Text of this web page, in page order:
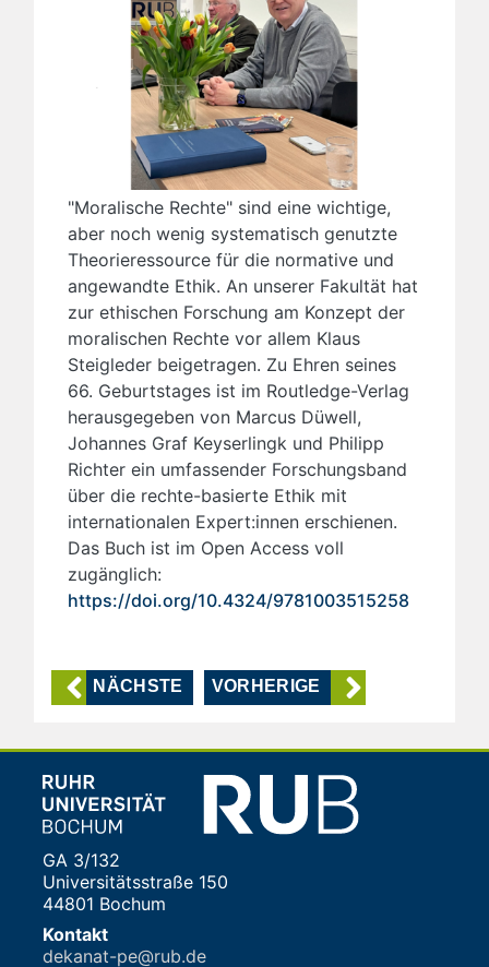
"Moralische Rechte" sind eine wichtige,
aber noch wenig systematisch genutzte
Theorieressource für die normative und
angewandte Ethik. An unserer Fakultät hat
zur ethischen Forschung am Konzept der
moralischen Rechte vor allem Klaus
Steigleder beigetragen. Zu Ehren seines
66. Geburtstages ist im Routledge-Verlag
herausgegeben von Marcus Düwell,
Johannes Graf Keyserlingk und Philipp
Richter ein umfassender Forschungsband
über die rechte-basierte Ethik mit
internationalen Expert:innen erschienen.
Das Buch ist im Open Access voll
zugänglich:
https://doi.org/10.4324/9781003515258
NÄCHSTE VORHERIGE
GA 3/132
Universitätsstraße 150
44801 Bochum
Kontakt
dekanat-pe@rub.de